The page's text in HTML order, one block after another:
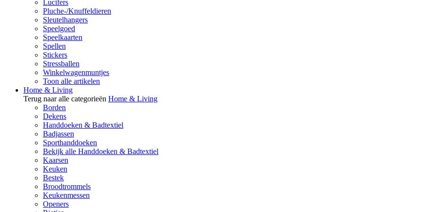
Lucifers
Pluche-/Knuffeldieren
Sleutelhangers
Speelgoed
Speelkaarten
Spellen
Stickers
Stressballen
Winkelwagenmuntjes
Toon alle artikelen
Home & Living
Terug naar alle categorieën Home & Living
Borden
Dekens
Handdoeken & Badtextiel
Badjassen
Sporthanddoeken
Bekijk alle Handdoeken & Badtextiel
Kaarsen
Keuken
Bestek
Broodtrommels
Keukenmessen
Openers